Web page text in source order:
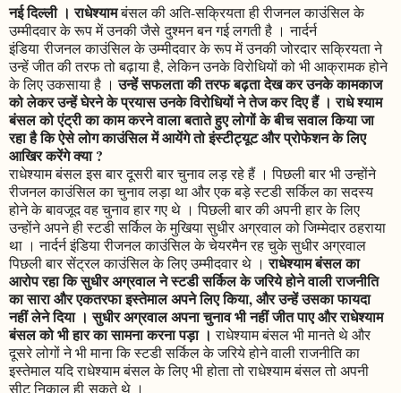
नई दिल्ली । राधेश्यामबंसल की अति-सक्रियता ही रीजनल काउंसिल के
उम्मीदवार के रूप में उनकी जैसे दुश्मन बन गई लगती है । नार्दर्न
इंडिया रीजनल काउंसिल के उम्मीदवार के रूप में उनकी जोरदार सक्रियता ने
उन्हें जीत की तरफ तो बढ़ाया है, लेकिन उनके विरोधियों को भी आक्रामक होने
के लिए उकसाया है ।उन्हें सफलता की तरफ बढ़ता देख कर उनके कामकाज
को लेकर उन्हें घेरने के प्रयास उनके विरोधियों ने तेज कर दिए हैं । राधे श्याम
बंसल को एंट्री का काम करने वाला बताते हुए लोगों के बीच सवाल किया जा
रहा है कि ऐसे लोग काउंसिल में आयेंगे तो इंस्टीट्यूट और प्रोफेशन के लिए
आखिर करेंगे क्या ?
राधेश्याम बंसल इस बार दूसरी बार चुनाव लड़ रहे हैं । पिछली बार भी उन्होंने
रीजनल काउंसिल का चुनाव लड़ा था और एक बड़े स्टडी सर्किल का सदस्य
होने के बावजूद वह चुनाव हार गए थे । पिछली बार की अपनी हार के लिए
उन्होंने अपने ही स्टडी सर्किल के मुखिया सुधीर अग्रवाल को जिम्मेदार ठहराया
था । नार्दर्न इंडिया रीजनल काउंसिल के चेयरमैन रह चुके सुधीर अग्रवाल
पिछली बार सेंट्रल काउंसिल के लिए उम्मीदवार थे ।राधेश्याम बंसल का
आरोप रहा कि सुधीर अग्रवाल ने स्टडी सर्किल के जरिये होने वाली राजनीति
का सारा और एकतरफा इस्तेमाल अपने लिए किया, और उन्हें उसका फायदा
नहीं लेने दिया । सुधीर अग्रवाल अपना चुनाव भी नहीं जीत पाए और राधेश्याम
बंसल को भी हार का सामना करना पड़ा । राधेश्याम बंसल भी मानते थे और
दूसरे लोगों ने भी माना कि स्टडी सर्किल के जरिये होने वाली राजनीति का
इस्तेमाल यदि राधेश्याम बंसल के लिए भी होता तो राधेश्याम बंसल तो अपनी
सीट निकाल ही सकते थे ।